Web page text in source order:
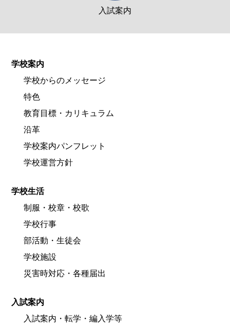
入試案内
学校案内
学校からのメッセージ
特色
教育目標・カリキュラム
沿革
学校案内パンフレット
学校運営方針
学校生活
制服・校章・校歌
学校行事
部活動・生徒会
学校施設
災害時対応・各種届出
入試案内
入試案内・転学・編入学等